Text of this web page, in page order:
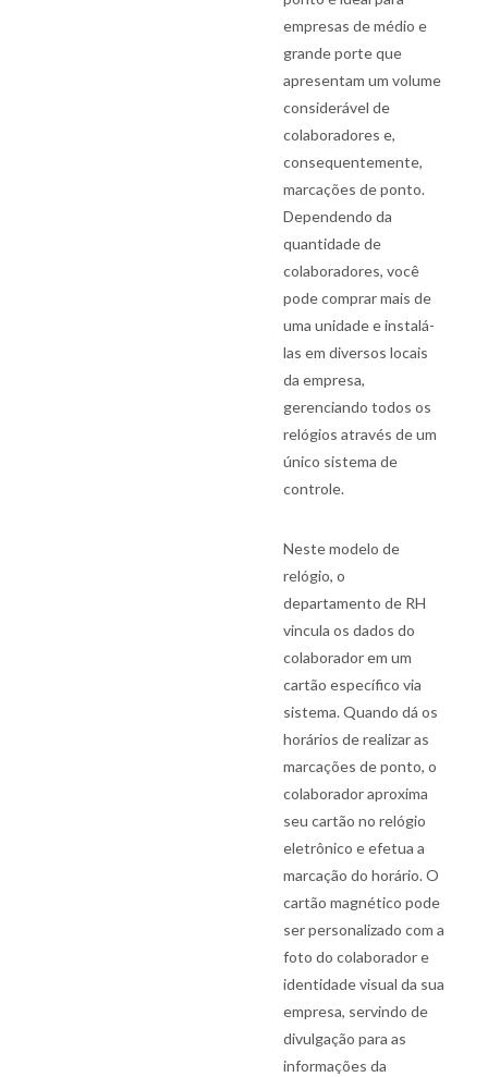
empresas de médio e
grande porte que
apresentam um volume
considerável de
colaboradores e,
consequentemente,
marcações de ponto.
Dependendo da
quantidade de
colaboradores, você
pode comprar mais de
uma unidade e instalá-
las em diversos locais
da empresa,
gerenciando todos os
relógios através de um
único sistema de
controle.
Neste modelo de
relógio, o
departamento de RH
vincula os dados do
colaborador em um
cartão específico via
sistema. Quando dá os
horários de realizar as
marcações de ponto, o
colaborador aproxima
seu cartão no relógio
eletrônico e efetua a
marcação do horário. O
cartão magnético pode
ser personalizado com a
foto do colaborador e
identidade visual da sua
empresa, servindo de
divulgação para as
informações da